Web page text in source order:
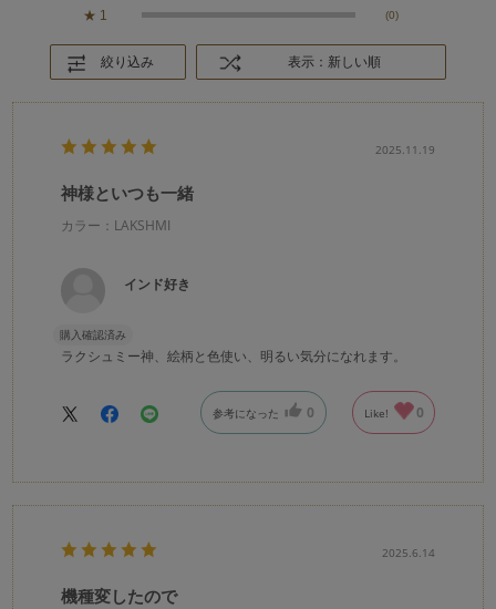
★ 1 (0)
絞り込み 表示：新しい順
2025.11.19
神様といつも一緒
カラー：LAKSHMI
インド好き
購入確認済み
ラクシュミー神、絵柄と色使い、明るい気分になれます。
参考になった 0 Like! 0
2025.6.14
機種変したので